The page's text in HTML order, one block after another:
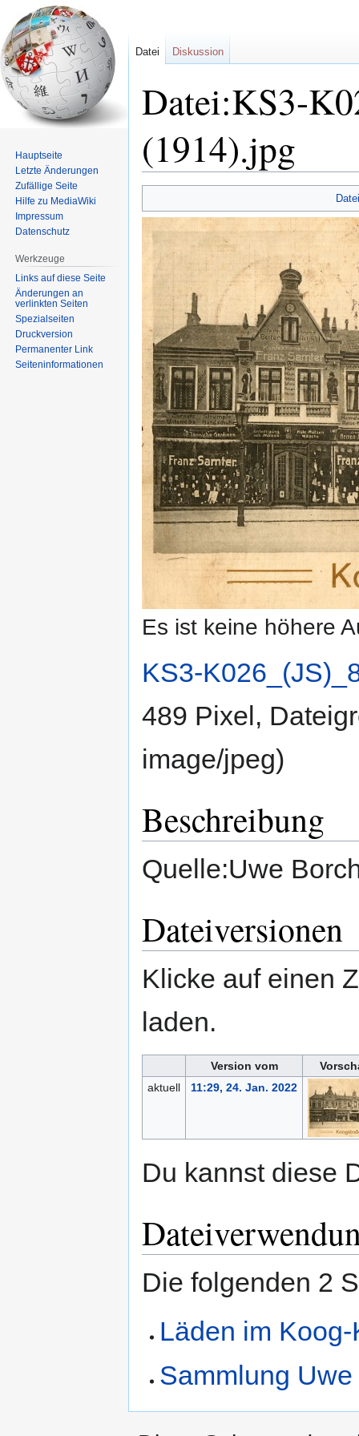
Datei:KS3-
(1914).jpg
Navigation
springen
Suche
springen
Es ist keine höhere
KS3-
489 Pixel,
image/jpeg)
Beschreibung
Quelle:Uwe
Dateiversionen
Klicke auf einen
laden.
Version vom
aktuell
11:29, 24. Jan. 2022
Du kannst diese
Die folgenden 2
Läden im
Sammlung
Datei Diskussion
Hauptseite
Letzte Änderungen
Zufällige Seite
Hilfe zu MediaWiki
Impressum
Datenschutz
Werkzeuge
Links auf diese Seite
Änderungen an
verlinkten Seiten
Spezialseiten
Druckversion
Permanenter Link
Seiten­informationen